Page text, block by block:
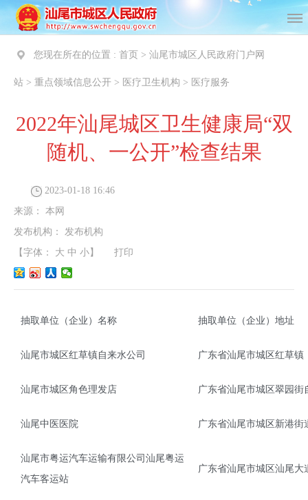
您现在所在的位置 : 首页 > 汕尾市城区人民政府门户网
站 > 重点领域信息公开 > 医疗卫生机构 > 医疗服务
2022年汕尾城区卫生健康局“双
随机、一公开”检查结果
2023-01-18 16:46
来源： 本网
发布机构： 发布机构
【字体： 大 中 小 】 打印
抽取单位（企业）名称 抽取单位（企业）地址
汕尾市城区红草镇自来水公司 广东省汕尾市城区红草镇
汕尾市城区角色理发店 广东省汕尾市城区翠园街
汕尾中医医院 广东省汕尾市城区新港街
汕尾市粤运汽车运输有限公司汕尾粤运
汽车客运站
广东省汕尾市城区汕尾